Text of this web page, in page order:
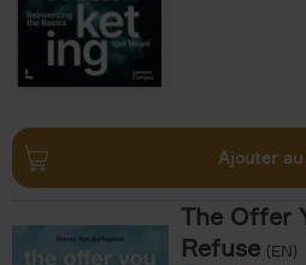
Ajouter
The Offer
Refuse (EN)